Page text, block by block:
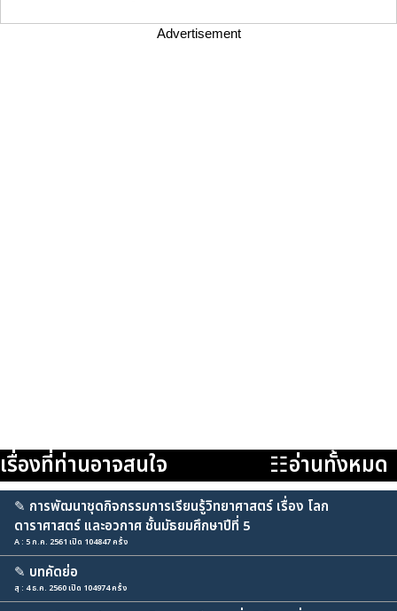
Advertisement
เรื่องที่ท่านอาจสนใจ ☷อ่านทั้งหมด
✎ การพัฒนาชุดกิจกรรมการเรียนรู้วิทยาศาสตร์ เรื่อง โลก
ดาราศาสตร์ และอวกาศ ชั้นมัธยมศึกษาปีที่ 5
A : 5 ก.ค. 2561 เปิด 104847 ครั้ง
✎ บทคัดย่อ
สุ : 4 ธ.ค. 2560 เปิด 104974 ครั้ง